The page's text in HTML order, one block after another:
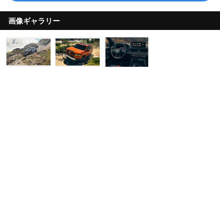
画像ギャラリー